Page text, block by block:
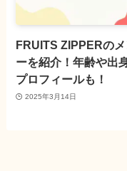
FRUITS ZIPPERの
ーを紹介！年齢や出
プロフィールも！
2025年3月14日